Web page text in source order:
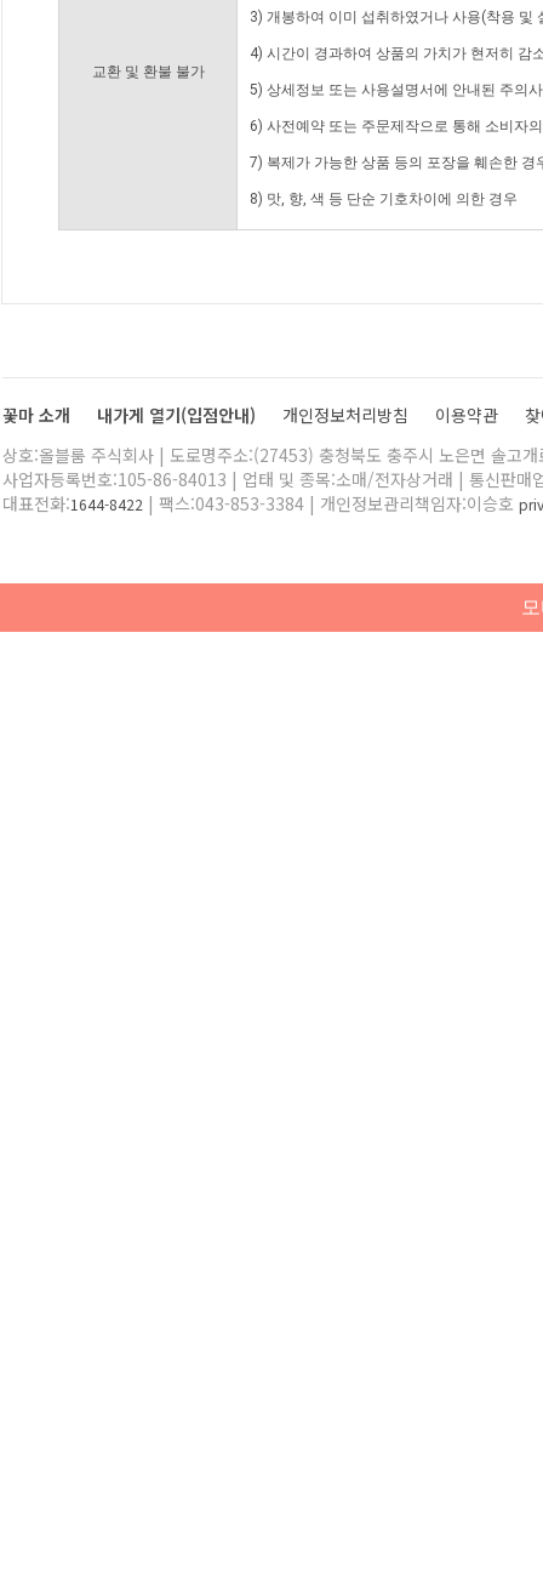
교환 및 환불 불가
3) 개봉하여 이미 섭취하였거나 사용(착용 및
4) 시간이 경과하여 상품의 가치가 현저히 감
5) 상세정보 또는 사용설명서에 안내된 주의
6) 사전예약 또는 주문제작으로 통해 소비자
7) 복제가 가능한 상품 등의 포장을 훼손한 경
8) 맛, 향, 색 등 단순 기호차이에 의한 경우
꽃마 소개 내가게 열기(입점안내) 개인정보처리방침 이용약관
상호:올블룸 주식회사 | 도로명주소:(27453) 충청북도 충주시 노은면 솔고
사업자등록번호:105-86-84013 | 업태 및 종목:소매/전자상거래 | 통신판매
대표전화:1644-8422 | 팩스:043-853-3384 | 개인정보관리책임자:이승호